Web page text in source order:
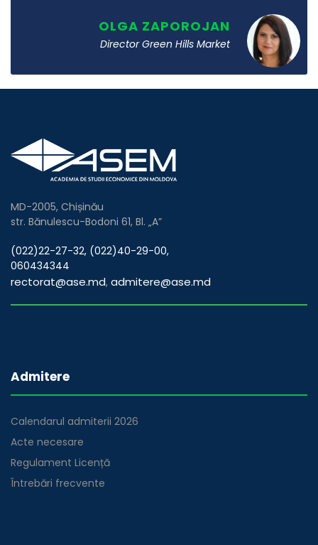
OLGA ZAPOROJAN
Director Green Hills Market
MD-2005, Chișinău
str. Bănulescu-Bodoni 61, Bl. „A”
(022)22-27-32, (022)40-29-00,
060434344
rectorat@ase.md, admitere@ase.md
Admitere
Calendarul admiterii 2026
Acte necesare
Regulament Licență
Întrebări frecvente